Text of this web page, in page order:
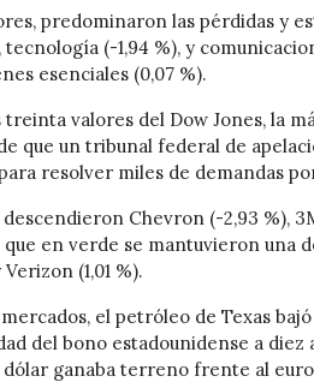
predominaron las pérdidas y
tecnología (-1,94 %), y
esenciales (0,07 %).
valores del Dow Jones, la
que un tribunal federal de
resolver miles de demandas
Chevron (-2,93 %),
en verde se mantuvieron una
Verizon (1,01 %).
el petróleo de Texas
del bono estadounidense a diez
dólar ganaba terreno frente al